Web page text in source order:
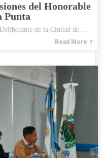
del Honorable
Punta
de la Ciudad de…
Read More